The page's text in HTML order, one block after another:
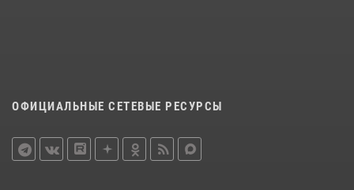
ОФИЦИАЛЬНЫЕ СЕТЕВЫЕ РЕСУРСЫ